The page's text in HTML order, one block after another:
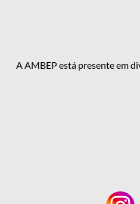
A AMBEP está presente em